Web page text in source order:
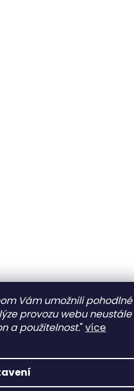
Vám umožnili pohodlné
provozu webu neustále
a použitelnost."více